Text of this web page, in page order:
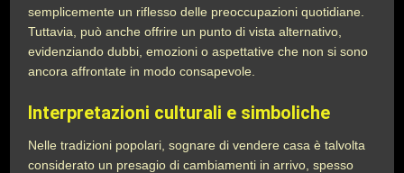
semplicemente un riflesso delle preoccupazioni quotidiane.
Tuttavia, può anche offrire un punto di vista alternativo,
evidenziando dubbi, emozioni o aspettative che non si sono
ancora affrontate in modo consapevole.
Interpretazioni culturali e simboliche
Nelle tradizioni popolari, sognare di vendere casa è talvolta
considerato un presagio di cambiamenti in arrivo, spesso